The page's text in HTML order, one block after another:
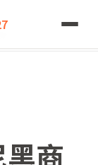
全程？
商